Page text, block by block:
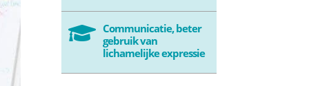
 Communicatie, beter
gebruik van
lichamelijke expressie